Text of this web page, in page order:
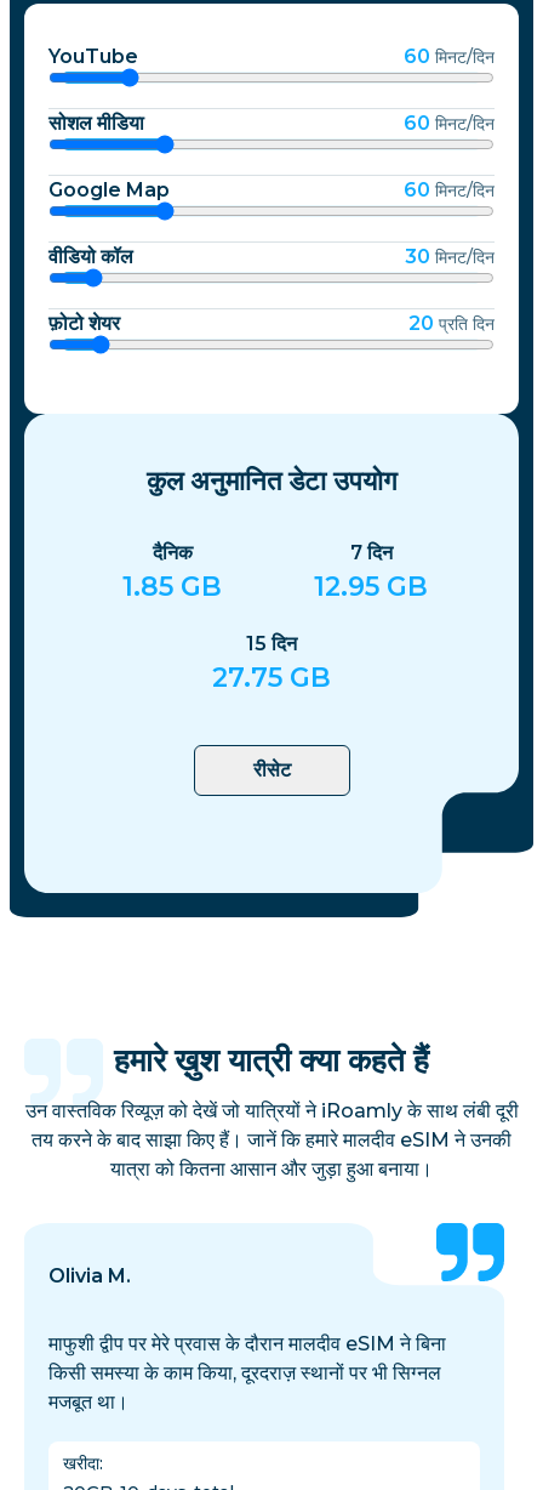
YouTube 60 मिनट/दिन
सोशल मीडिया 60 मिनट/दिन
Google Map 60 मिनट/दिन
वीडियो कॉल 30 मिनट/दिन
फ़ोटो शेयर 20 प्रति दिन
कुल अनुमानित डेटा उपयोग
दैनिक
1.85 GB
7दिन
12.95 GB
15दिन
27.75 GB
रीसेट
हमारे ख़ुश यात्री क्या कहते हैं
उन वास्तविक रिव्यूज़ को देखें जो यात्रियों ने iRoamly के साथ लंबी दूरी
तय करने के बाद साझा किए हैं। जानें कि हमारे मालदीव eSIM ने उनकी
यात्रा को कितना आसान और जुड़ा हुआ बनाया।
Olivia M.
माफुशी द्वीप पर मेरे प्रवास के दौरान मालदीव eSIM ने बिना
किसी समस्या के काम किया, दूरदराज़ स्थानों पर भी सिग्नल
मजबूत था।
खरीदा: